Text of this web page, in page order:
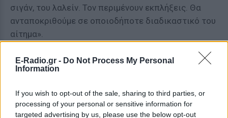
E-Radio.gr - Do Not Process My Personal
Information
If you wish to opt-out of the sale, sharing to third parties, or
processing of your personal or sensitive information for
targeted advertising by us, please use the below opt-out
σιγάν, του λαλείν. Τον περιμένουν εκπλήξεις. Θα
ανταποκριθούμε σε οποιοδήποτε διαδικαστικό του
αίτημα».
Ο ενεχυροδανειστής παρέδωσε στην δικαστική
λειτουργό πολυσέλιδο υπόμνημα στο οποίο
κυρίως σε δύο άξονες: Ότι δεν τίθεται θέμα
λαθρεμπορίας αλλά νόμιμων εξαγωγών και ότι δεν